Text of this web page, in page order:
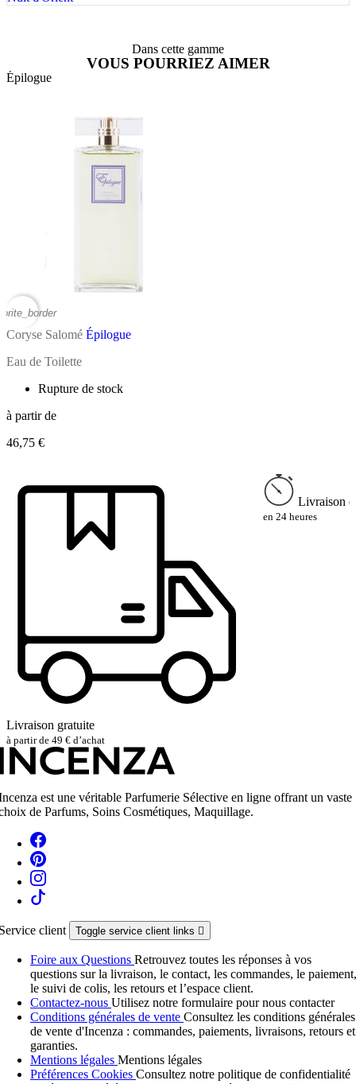
Dans cette gamme
VOUS POURRIEZ AIMER
Épilogue
Coryse Salomé Épilogue
Eau de Toilette
Rupture de stock
à partir de
46,75 €
Livraison gratuite
à partir de 49 € d’achat
Livraison
en 24 heures
est une véritable Parfumerie Sélective en ligne offrant un vaste
de Parfums, Soins Cosmétiques, Maquillage.
client Toggle service client links 
Foire aux Questions Retrouvez toutes les réponses à vos
questions sur la livraison, le contact, les commandes, le paiement,
le suivi de colis, les retours et l’espace client.
Contactez-nous Utilisez notre formulaire pour nous contacter
Conditions générales de vente Consultez les conditions générales
de vente d'Incenza : commandes, paiements, livraisons, retours et
garanties.
Mentions légales Mentions légales
Préférences Cookies Consultez notre politique de confidentialité